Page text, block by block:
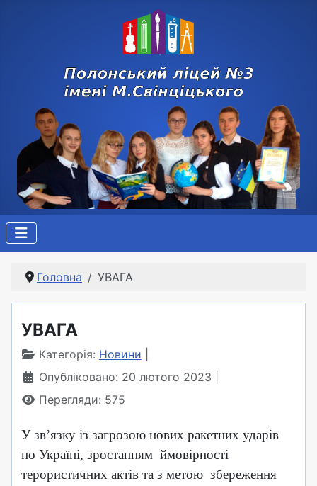
Головна УВАГА
УВАГА
Категорія: Новини
Опубліковано: 20 лютого 2023
Перегляди: 575
У зв’язку із загрозою нових ракетних ударів
по Україні, зростанням ймовірності
терористичних актів та з метою збереження